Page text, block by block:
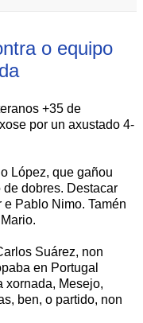
o equipo
+35 de
por un axustado 4-
López, que gañou
dobres. Destacar
Pablo Nimo. Tamén
Suárez, non
en Portugal
xornada, Mesejo,
ben, o partido, non